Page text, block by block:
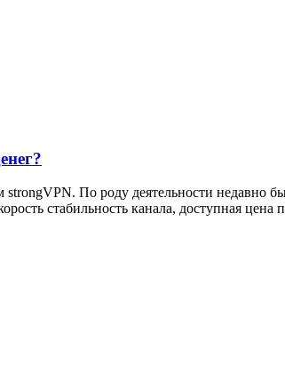
strongVPN. По роду деятельности
стабильность канала, доступная